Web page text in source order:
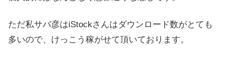
ただ私サバ彦はiStockさんはダウンロード数がとても
多いので、けっこう稼がせて頂いております。